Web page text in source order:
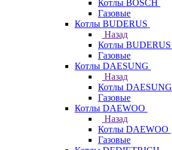
Котлы BOSCH
Газовые
Котлы BUDERUS
Назад
Котлы BUDERUS
Газовые
Котлы DAESUNG
Назад
Котлы DAESUNG
Газовые
Котлы DAEWOO
Назад
Котлы DAEWOO
Газовые